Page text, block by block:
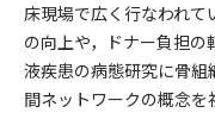
床現場で広く行なわれて
の向上や，ドナー負担
液疾患の病態研究に骨
間ネットワークの概念を